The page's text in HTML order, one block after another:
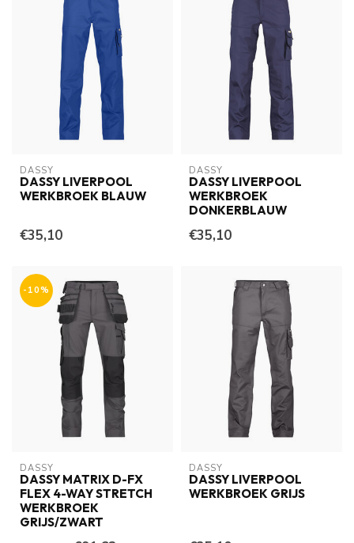
DASSY
DASSY LIVERPOOL
WERKBROEK BLAUW
€35,10
DASSY
DASSY LIVERPOOL
WERKBROEK
DONKERBLAUW
€35,10
-10%
DASSY
DASSY MATRIX D-FX
FLEX 4-WAY STRETCH
WERKBROEK
GRIJS/ZWART
DASSY
DASSY LIVERPOOL
WERKBROEK GRIJS